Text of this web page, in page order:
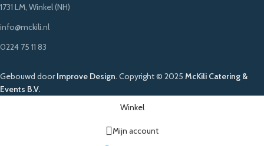
1731 LM, Winkel (NH)
info@mckili.nl
0224 75 11 83
Gebouwd doorImprove Design. Copyright © 2025 McKili Catering &
Events B.V.
Winkel
Mijn account